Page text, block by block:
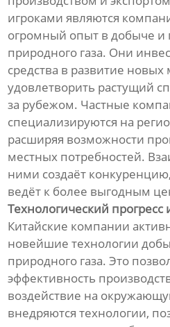
игроками являются
огромный опыт в добыче и
природного газа. Они
средства в развитие
удовлетворить растущий
за рубежом. Частные
специализируются на
расширяя возможности
местных потребностей.
ними создаёт
ведёт к более выгодным
Технологический прогресс
Китайские компании
новейшие технологии
природного газа. Это
эффективность
воздействие на
внедряются технологии,